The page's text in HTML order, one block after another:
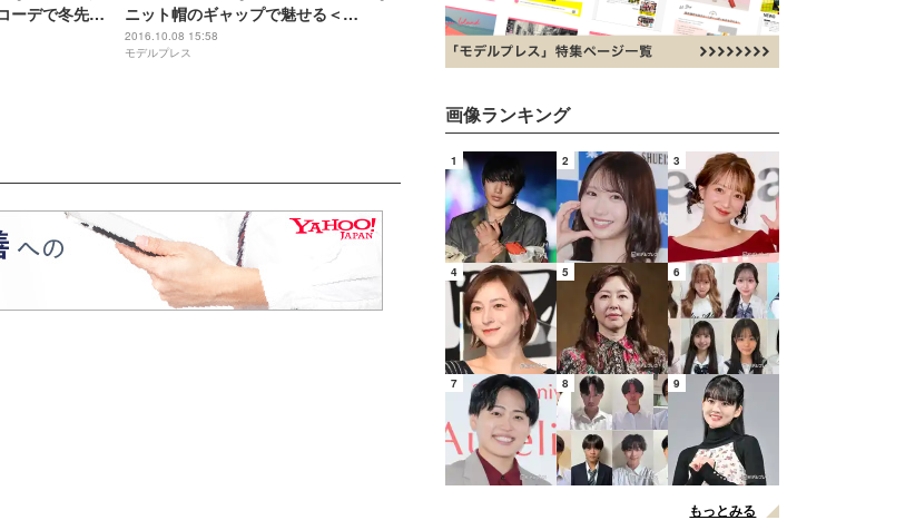
ーデで冬先取
／W＞
ニット帽のギャップで魅せる＜
GirlsAward 2016 A／W＞
2016.10.08 15:58
モデルプレス
画像ランキング
1 2 3
4 5 6
7 8 9
もっとみる